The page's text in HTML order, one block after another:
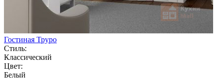
Гостиная Труро
Стиль:
Классический
Цвет:
Белый